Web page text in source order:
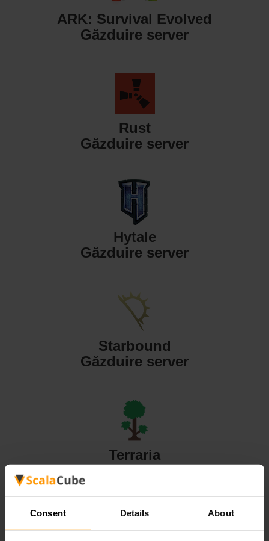
Consent Details About
ARK: Survival Evolved
Găzduire server
Rust
Găzduire server
Hytale
Găzduire server
Starbound
Găzduire server
Terraria